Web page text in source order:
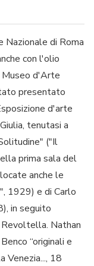
Nazionale di Roma
con l'olio
Museo d'Arte
presentato
d'arte
tenutasi a
("Il
prima sala del
anche le
1929) e di Carlo
in seguito
Nathan
“originali e
Venezia..., 18